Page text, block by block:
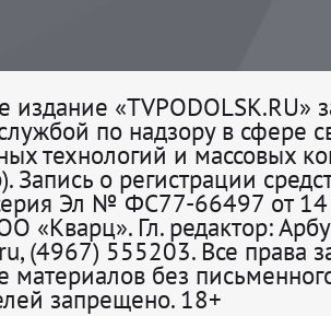
«TVPODOLSK.RU»
по надзору в сфере
технологий и массовых
Запись о регистрации
Эл № ФС77-66497 от 14
«Кварц». Гл. редактор:
(4967) 555203. Все права
материалов без
запрещено. 18+